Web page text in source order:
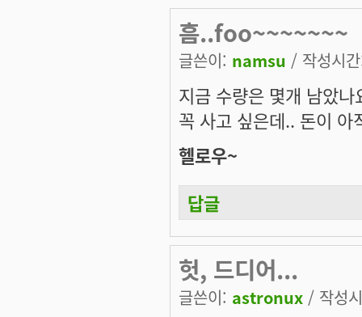
흠..foo~~~~~~~
글쓴이: namsu / 작성시
지금 수량은 몇개 남았
꼭 사고 싶은데.. 돈이 아
헬로우~
답글
헛, 드디어...
글쓴이: astronux / 작성